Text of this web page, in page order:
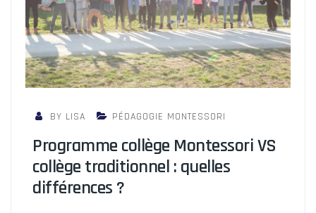
BY LISA PÉDAGOGIE MONTESSORI
Programme collège Montessori VS
collège traditionnel : quelles
différences ?